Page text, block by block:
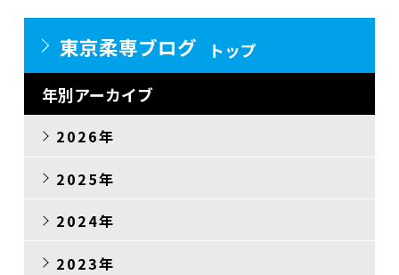
東京柔専ブログ
トップ
年別アーカイブ
2026年
2025年
2024年
2023年